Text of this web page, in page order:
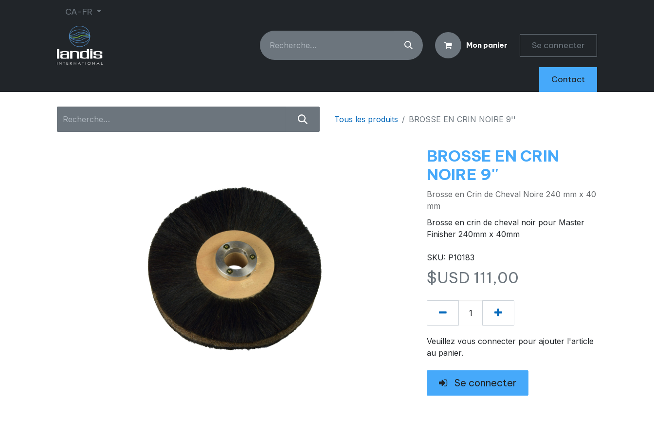
CA-FR
Mon panier Se connecter
Contact
Tous les produits BROSSE EN CRIN NOIRE 9''
BROSSE EN CRIN
NOIRE 9''
Brosse en Crin de Cheval Noire 240 mm x 40
mm
Brosse en crin de cheval noir pour Master
Finisher 240mm x 40mm
SKU: P10183
$USD 111,00
Veuillez vous connecter pour ajouter l'article
au panier.
Se connecter